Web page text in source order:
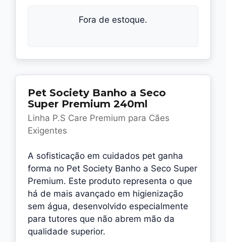
Fora de estoque.
Pet Society Banho a Seco
Super Premium 240ml
Linha P.S Care Premium para Cães
Exigentes
A sofisticação em cuidados pet ganha
forma no Pet Society Banho a Seco Super
Premium. Este produto representa o que
há de mais avançado em higienização
sem água, desenvolvido especialmente
para tutores que não abrem mão da
qualidade superior.